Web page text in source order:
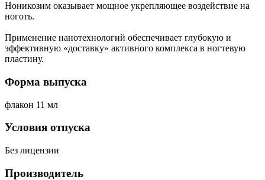
Ноникозим оказывает мощное укрепляющее воздействие на
ноготь.
Применение нанотехнологий обеспечивает глубокую и
эффективную «доставку» активного комплекса в ногтевую
пластину.
Форма выпуска
флакон 11 мл
Условия отпуска
Без лицензии
Производитель